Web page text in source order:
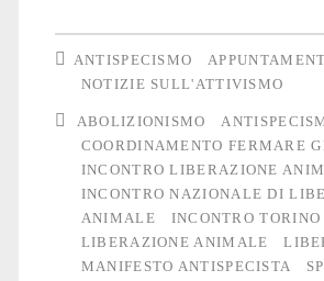
liberazione
animale
2012:
il
programma
ANTISPECISMO
NOTIZIE SULL'ATTIVISMO
ABOLIZIONISMO
COORDINAMENTO FERMARE
INCONTRO LIBERAZIONE
INCONTRO NAZIONALE DI
ANIMALE
INCONTRO TORINO
LIBERAZIONE ANIMALE
MANIFESTO ANTISPECISTA